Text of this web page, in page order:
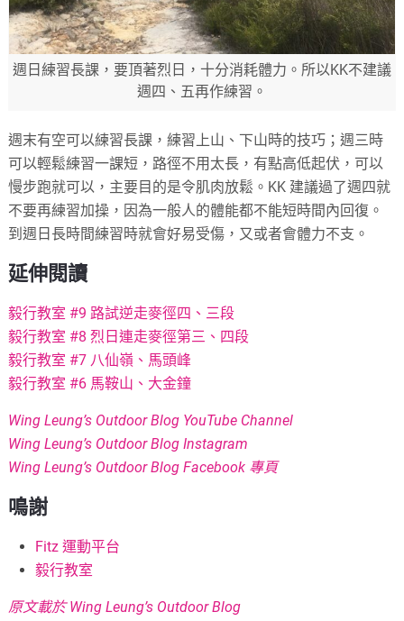
週日練習長課，要頂著烈日，十分消耗體力。所以KK不建議
週四、五再作練習。
週末有空可以練習長課，練習上山、下山時的技巧；週三時
可以輕鬆練習一課短，路徑不用太長，有點高低起伏，可以
慢步跑就可以，主要目的是令肌肉放鬆。KK 建議過了週四就
不要再練習加操，因為一般人的體能都不能短時間內回復。
到週日長時間練習時就會好易受傷，又或者會體力不支。
延伸閱讀
毅行教室 #9 路試逆走麥徑四、三段
毅行教室 #8 烈日連走麥徑第三、四段
毅行教室 #7 八仙嶺、馬頭峰
毅行教室 #6 馬鞍山、大金鐘
Wing Leung’s Outdoor Blog YouTube Channel
Wing Leung’s Outdoor Blog Instagram
Wing Leung’s Outdoor Blog Facebook 專頁
鳴謝
Fitz 運動平台
毅行教室
原文載於 Wing Leung’s Outdoor Blog